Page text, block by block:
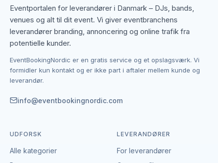
der gerne dækker området. Det giver flere
muligheder, hvis du har en bestemt stil, et bestemt
budget eller en speciel ramme i tankerne.
enkelte leverandør af slush ice & soft ice.
EventBookingNordic er en åben portal – vi tager
egne vilkår. Det giver mulighed for at forhandle pris,
Eventportalen for leverandører i Danmark – DJs, bands,
venues og alt til dit event. Vi giver eventbranchens
leverandører branding, annoncering og online trafik fra
potentielle kunder.
EventBookingNordic er en gratis service og et opslagsværk. Vi
formidler kun kontakt og er ikke part i aftaler mellem kunde og
leverandør.
info@eventbookingnordic.com
UDFORSK
Alle kategorier
LEVERANDØRER
For leverandører